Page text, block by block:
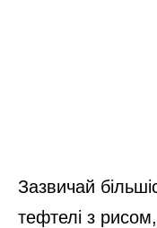
Зазвичай
тефтелі з